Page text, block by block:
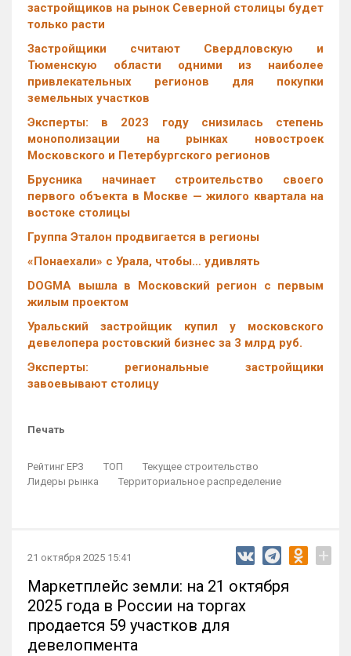
застройщиков на рынок Северной столицы будет
только расти
Застройщики считают Свердловскую и
Тюменскую области одними из наиболее
привлекательных регионов для покупки
земельных участков
Эксперты: в 2023 году снизилась степень
монополизации на рынках новостроек
Московского и Петербургского регионов
Брусника начинает строительство своего
первого объекта в Москве — жилого квартала на
востоке столицы
Группа Эталон продвигается в регионы
«Понаехали» с Урала, чтобы… удивлять
DOGMA вышла в Московский регион с первым
жилым проектом
Уральский застройщик купил у московского
девелопера ростовский бизнес за 3 млрд руб.
Эксперты: региональные застройщики
завоевывают столицу
Печать
Рейтинг ЕРЗ ТОП
Текущее строительство
Лидеры рынка
Территориальное распределение
21 октября 2025 15:41 +
Маркетплейс земли: на 21 октября
2025 года в России на торгах
продается 59 участков для
девелопмента